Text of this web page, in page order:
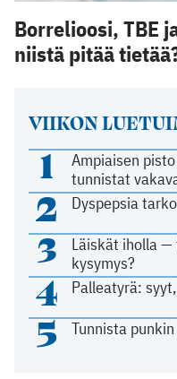
VIIKON
1
Ampiaisen
tunnistat
2 Dyspepsia
3
Läiskät iholla
kysymys?
4 Palleatyrä:
5 Tunnista
Borrelioosi, TBE
niistä pitää